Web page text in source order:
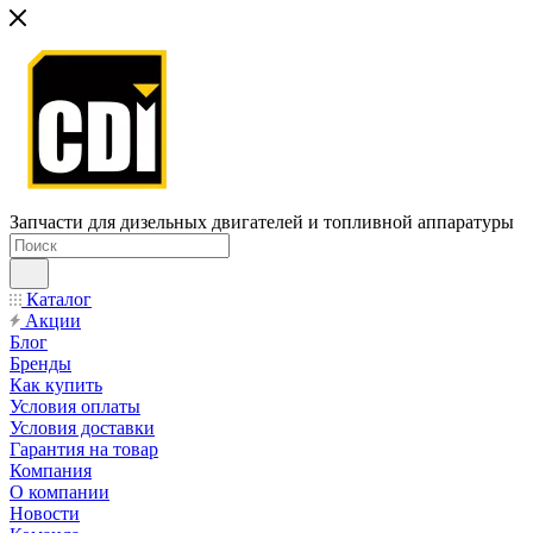
Запчасти для дизельных двигателей и топливной аппаратуры
Каталог
Акции
Блог
Бренды
Как купить
Условия оплаты
Условия доставки
Гарантия на товар
Компания
О компании
Новости